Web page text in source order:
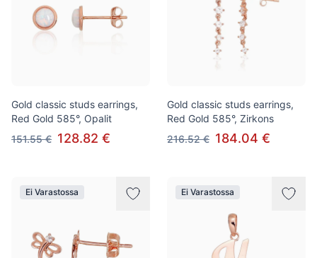
Gold classic studs earrings,
Red Gold 585°, Opalit
151.55 € 128.82 €
Gold classic studs earrings,
Red Gold 585°, Zirkons
216.52 € 184.04 €
Ei Varastossa Ei Varastossa